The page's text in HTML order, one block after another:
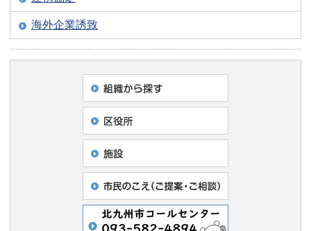
海外企業誘致